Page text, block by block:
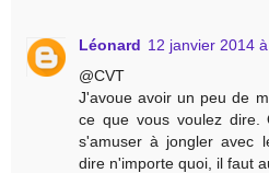
Léonard 12 janvier 2014
@CVT
J'avoue avoir un peu de
ce que vous voulez dire.
s'amuser à jongler avec
dire n'importe quoi, il faut